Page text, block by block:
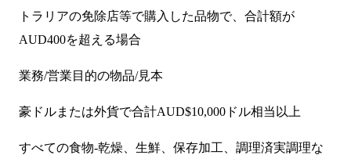
トラリアの免除店等で購入した品物で、合計額が
AUD400を超える場合
業務/営業目的の物品/見本
豪ドルまたは外貨で合計AUD$10,000ドル相当以上
すべての食物-乾燥、生鮮、保存加工、調理済実調理な